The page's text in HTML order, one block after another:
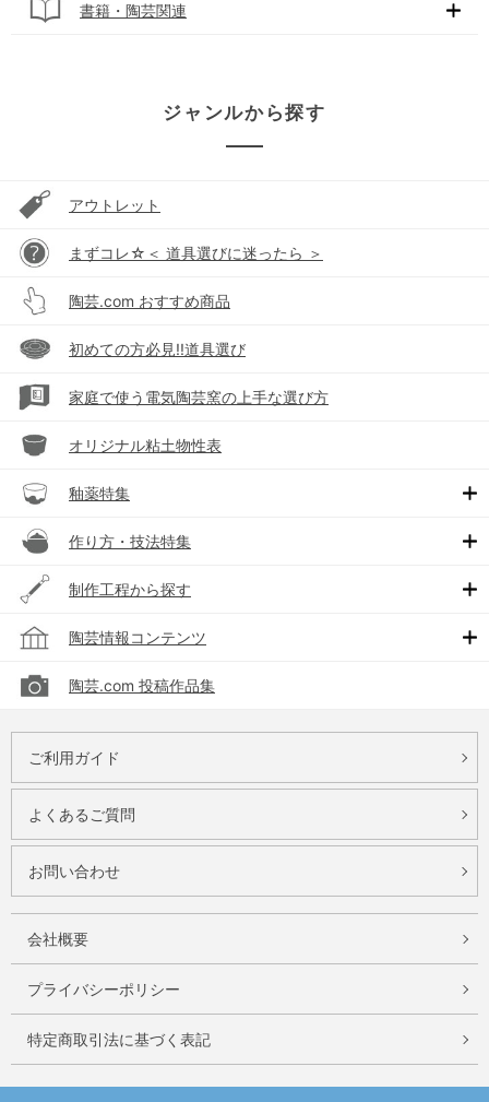
書籍・陶芸関連
ジャンルから探す
アウトレット
まずコレ☆＜ 道具選びに迷ったら ＞
陶芸.com おすすめ商品
初めての方必見!!道具選び
家庭で使う電気陶芸窯の上手な選び方
オリジナル粘土物性表
釉薬特集
作り方・技法特集
制作工程から探す
陶芸情報コンテンツ
陶芸.com 投稿作品集
ご利用ガイド
よくあるご質問
お問い合わせ
会社概要
プライバシーポリシー
特定商取引法に基づく表記